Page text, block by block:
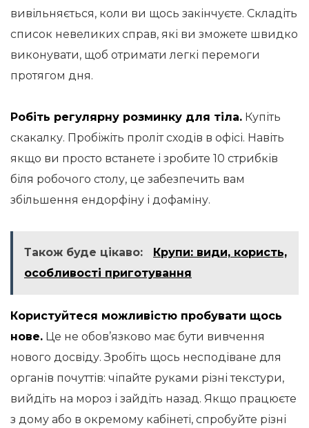
вивільняється, коли ви щось закінчуєте. Складіть
список невеликих справ, які ви зможете швидко
виконувати, щоб отримати легкі перемоги
протягом дня.
Робіть регулярну розминку для тіла. Купіть
скакалку. Пробіжіть проліт сходів в офісі. Навіть
якщо ви просто встанете і зробите 10 стрибків
біля робочого столу, це забезпечить вам
збільшення ендорфіну і дофаміну.
Також буде цікаво:
Крупи: види, користь,
особливості приготування
Користуйтеся можливістю пробувати щось
нове. Це не обов’язково має бути вивчення
нового досвіду. Зробіть щось несподіване для
органів почуттів: чіпайте руками різні текстури,
вийдіть на мороз і зайдіть назад. Якщо працюєте
з дому або в окремому кабінеті, спробуйте різні